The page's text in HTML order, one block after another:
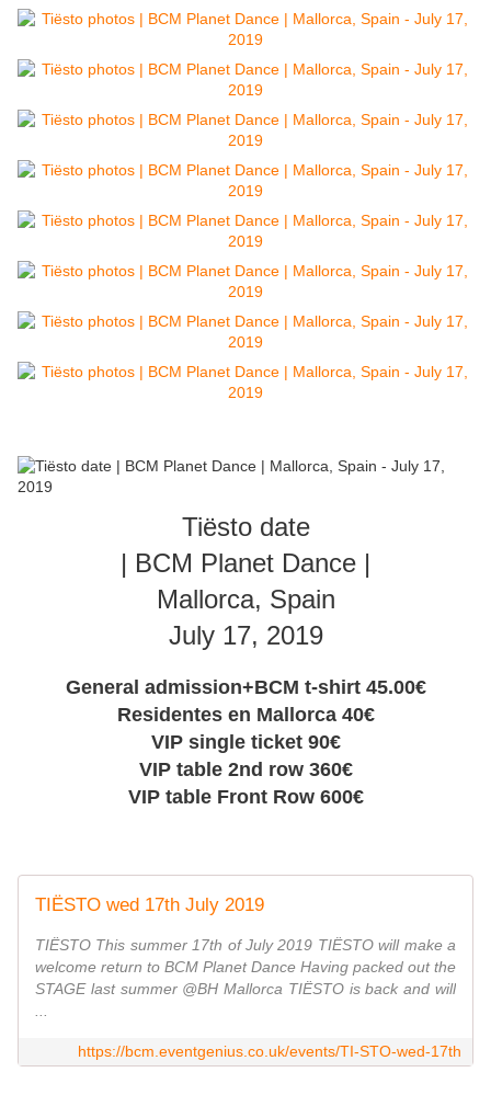
Tiësto date
| BCM Planet Dance |
Mallorca, Spain
July 17, 2019
General admission+BCM t-shirt 45.00€
Residentes en Mallorca 40€
VIP single ticket 90€
VIP table 2nd row 360€
VIP table Front Row 600€
TIËSTO wed 17th July 2019
TIËSTO This summer 17th of July 2019 TIËSTO will make a
welcome return to BCM Planet Dance Having packed out the
STAGE last summer @BH Mallorca TIËSTO is back and will
https://bcm.eventgenius.co.uk/events/TI-STO-wed-17th